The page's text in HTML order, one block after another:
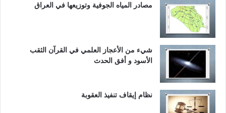
مصادر المياه الجوفية وتوزيعها في العراق
شيء من الأعجاز العلمي في القرآن الثقب
الأسود و أفق الحدث
نظام إيقاف تنفيذ العقوبة